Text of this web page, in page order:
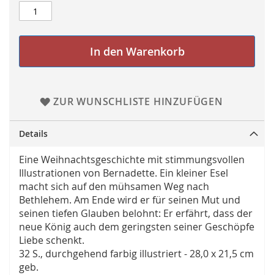
In den Warenkorb
ZUR WUNSCHLISTE HINZUFÜGEN
Details
Eine Weihnachtsgeschichte mit stimmungsvollen
Illustrationen von Bernadette. Ein kleiner Esel
macht sich auf den mühsamen Weg nach
Bethlehem. Am Ende wird er für seinen Mut und
seinen tiefen Glauben belohnt: Er erfährt, dass der
neue König auch dem geringsten seiner Geschöpfe
Liebe schenkt.
32 S., durchgehend farbig illustriert - 28,0 x 21,5 cm
geb.